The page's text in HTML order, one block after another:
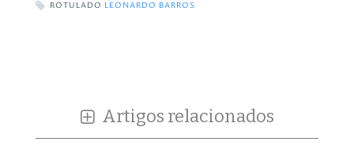
ROTULADO LEONARDO BARROS
Artigos relacionados